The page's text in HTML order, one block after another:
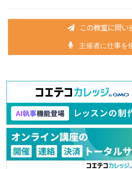
この教室に問い
主催者に仕事を